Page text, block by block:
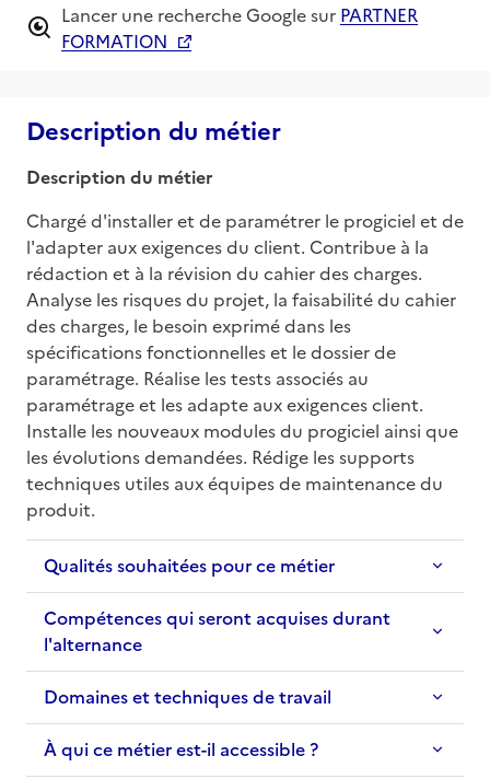
Lancer une recherche Google sur PARTNER
FORMATION
Description du métier
Description du métier
Chargé d'installer et de paramétrer le progiciel et de
l'adapter aux exigences du client. Contribue à la
rédaction et à la révision du cahier des charges.
Analyse les risques du projet, la faisabilité du cahier
des charges, le besoin exprimé dans les
spécifications fonctionnelles et le dossier de
paramétrage. Réalise les tests associés au
paramétrage et les adapte aux exigences client.
Installe les nouveaux modules du progiciel ainsi que
les évolutions demandées. Rédige les supports
techniques utiles aux équipes de maintenance du
produit.
Qualités souhaitées pour ce métier
Compétences qui seront acquises durant
l'alternance
Domaines et techniques de travail
À qui ce métier est-il accessible ?